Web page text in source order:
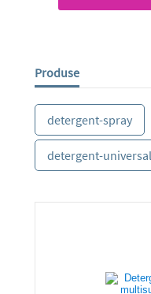
Produse
detergent-spray
detergent-